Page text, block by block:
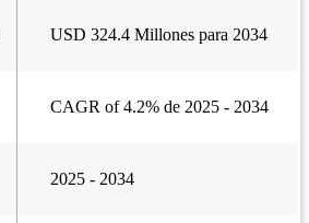
USD 324.4 Millones para 2034
CAGR of 4.2% de 2025 - 2034
2025 - 2034